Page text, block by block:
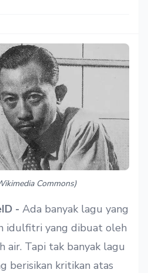
Commons)
- Ada banyak lagu yang
idulfitri yang dibuat oleh
air. Tapi tak banyak lagu
berisikan kritikan atas